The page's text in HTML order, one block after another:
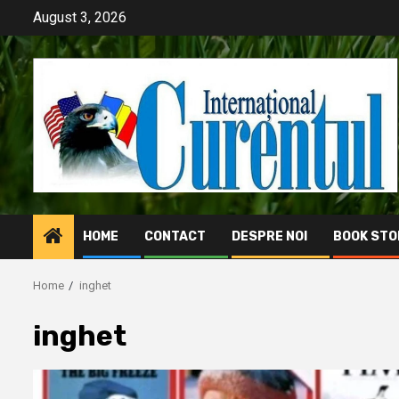
content
August 3, 2026
HOME CONTACT DESPRE NOI BOOK
Home inghet
inghet